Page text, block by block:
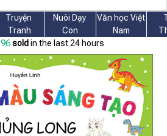
Truyện
Tranh
Nuôi Dạy
Con
Văn học Việt
Nam
96 sold in the last 24 hours